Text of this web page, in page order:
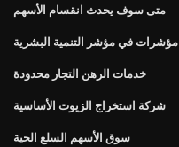
متى سوف يحدث انقسام الأسهم
مؤشرات في مؤشر التنمية البشرية
خدمات الرهن التجار محدودة
شركة استخراج الزيوت الأساسية
سوق الأسهم السلع الحية